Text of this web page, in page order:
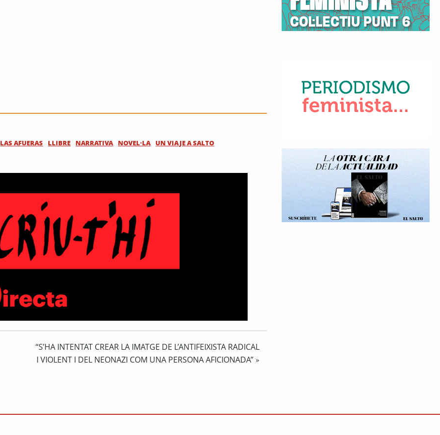
LAS AFUERAS LLIBRE NARRATIVA NOVEL·LA UN VIAJE A SALTO
“S’HA INTENTAT CREAR LA IMATGE DE L’ANTIFEIXISTA RADICAL
I VIOLENT I DEL NEONAZI COM UNA PERSONA AFICIONADA” »